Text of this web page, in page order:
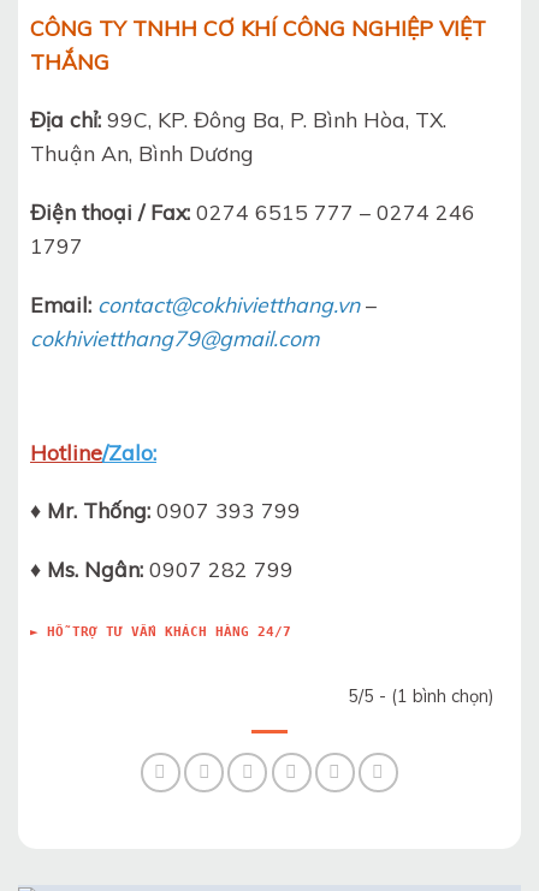
CÔNG TY TNHH CƠ KHÍ CÔNG NGHIỆP VIỆT
THẮNG
Địa chỉ: 99C, KP. Đông Ba, P. Bình Hòa, TX.
Thuận An, Bình Dương
Điện thoại / Fax: 0274 6515 777 – 0274 246
1797
Email: contact@cokhivietthang.vn–
cokhivietthang79@gmail.com
Hotline/Zalo:
♦ Mr. Thống: 0907 393 799
♦ Ms. Ngân: 0907 282 799
► HỖ TRỢ TƯ VẤN KHÁCH HÀNG 24/7
5/5 - (1 bình chọn)